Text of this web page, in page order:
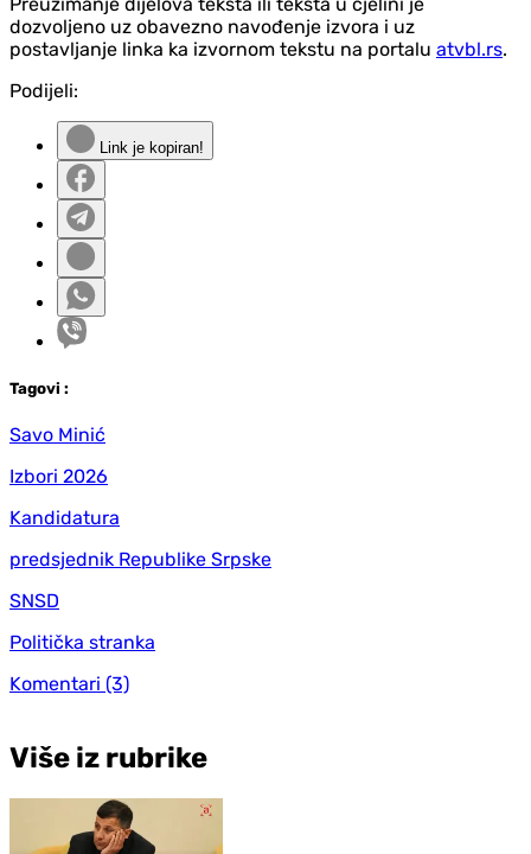
dozvoljeno uz obavezno navođenje izvora i uz
postavljanje linka ka izvornom tekstu na portalu atvbl.rs.
Podijeli:
Link je kopiran!
Tagovi :
Savo Minić
Izbori 2026
Kandidatura
predsjednik Republike Srpske
SNSD
Politička stranka
Komentari (3)
Više iz rubrike